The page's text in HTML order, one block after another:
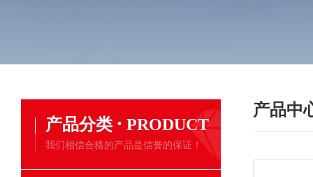
产品分类 · PRODUCT
我们相信合格的产品是信誉的保证！
产品中